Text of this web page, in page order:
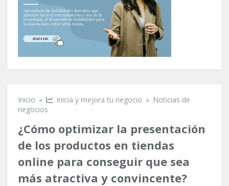
Se encuentra usted aquí
Inicio » Inicia y mejora tu negocio » Noticias de
negocios
¿Cómo optimizar la presentación
de los productos en tiendas
online para conseguir que sea
más atractiva y convincente?